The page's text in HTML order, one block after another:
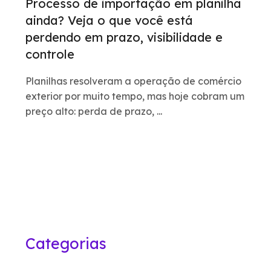
ainda? Veja o que você está
perdendo em prazo, visibilidade e
controle
Planilhas resolveram a operação de comércio
exterior por muito tempo, mas hoje cobram um
preço alto: perda de prazo, ...
Categorias